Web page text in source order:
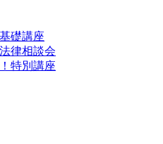
礎講座
律相談会
特別講座